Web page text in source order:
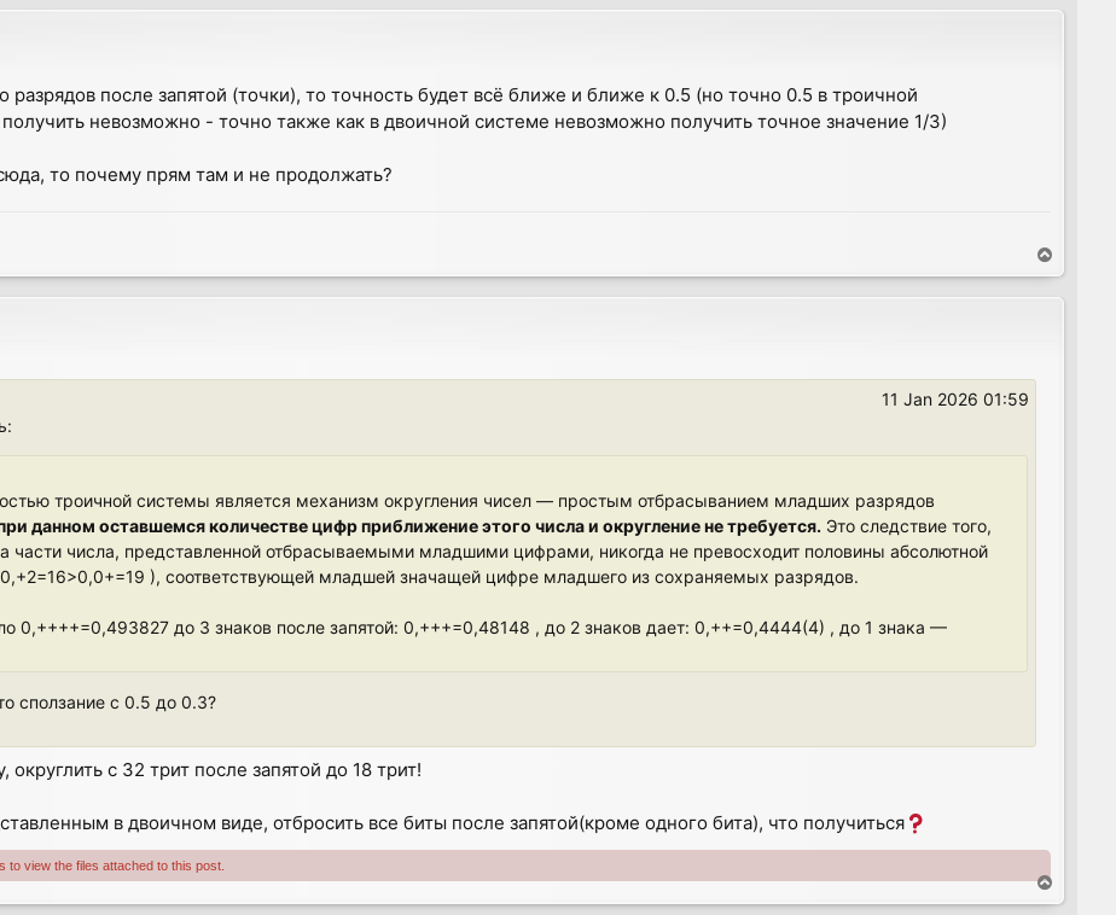
p
после запятой (точки), то точность будет всё ближе и ближе к 0.5 (но точно 0.5 в троичной
невозможно - точно также как в двоичной системе невозможно получить точное значение 1/3)
то почему прям там и не продолжать?
o
p
11 Jan 2026 01:59
троичной системы является механизм округления чисел — простым отбрасыванием младших разрядов
данном оставшемся количестве цифр приближение этого числа и округление не требуется. Это следствие того,
части числа, представленной отбрасываемыми младшими цифрами, никогда не превосходит половины абсолютной
), соответствующей младшей значащей цифре младшего из сохраняемых разрядов.
0,++++=0,493827 до 3 знаков после запятой: 0,+++=0,48148 , до 2 знаков дает: 0,++=0,4444(4) , до 1 знака —
сползание с 0.5 до 0.3?
округлить с 32 трит после запятой до 18 трит!
в двоичном виде, отбросить все биты после запятой(кроме одного бита), что получиться
to view the files attached to this post.
o